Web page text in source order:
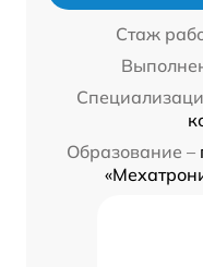
Стаж
Образование –